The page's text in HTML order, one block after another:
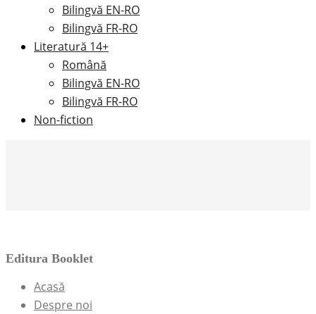
Bilingvă EN-RO
Bilingvă FR-RO
Literatură 14+
Română
Bilingvă EN-RO
Bilingvă FR-RO
Non-fiction
Editura Booklet
Acasă
Despre noi